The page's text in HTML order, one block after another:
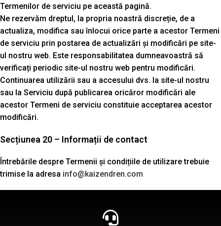
Termenilor de serviciu pe această pagină.
Ne rezervăm dreptul, la propria noastră discreție, de a
actualiza, modifica sau înlocui orice parte a acestor Termeni
de serviciu prin postarea de actualizări și modificări pe site-
ul nostru web. Este responsabilitatea dumneavoastră să
verificați periodic site-ul nostru web pentru modificări.
Continuarea utilizării sau a accesului dvs. la site-ul nostru
sau la Serviciu după publicarea oricăror modificări ale
acestor Termeni de serviciu constituie acceptarea acestor
modificări.
Secțiunea 20 – Informații de contact
Întrebările despre Termenii și condițiile de utilizare trebuie
trimise la adresa info@kaizendren.com